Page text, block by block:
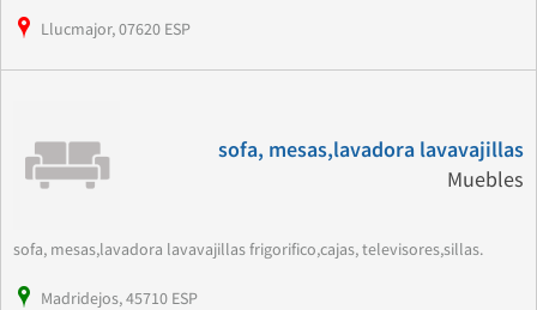
Llucmajor, 07620 ESP
sofa, mesas,lavadora lavavajillas
Muebles
sofa, mesas,lavadora lavavajillas frigorifico,cajas, televisores,sillas.
Madridejos, 45710 ESP